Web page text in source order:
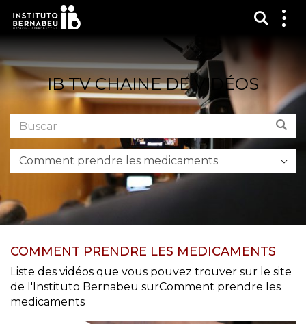
IB TV CHAINE DE VIDÉOS
Buscar
en
el
foro:
COMMENT PRENDRE LES MEDICAMENTS
Liste des vidéos que vous pouvez trouver sur le site
de l'Instituto Bernabeu surComment prendre les
medicaments